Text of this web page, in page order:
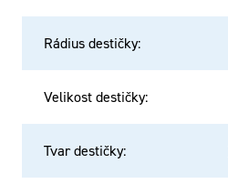
Rádius destičky:
Velikost destičky:
Tvar destičky: